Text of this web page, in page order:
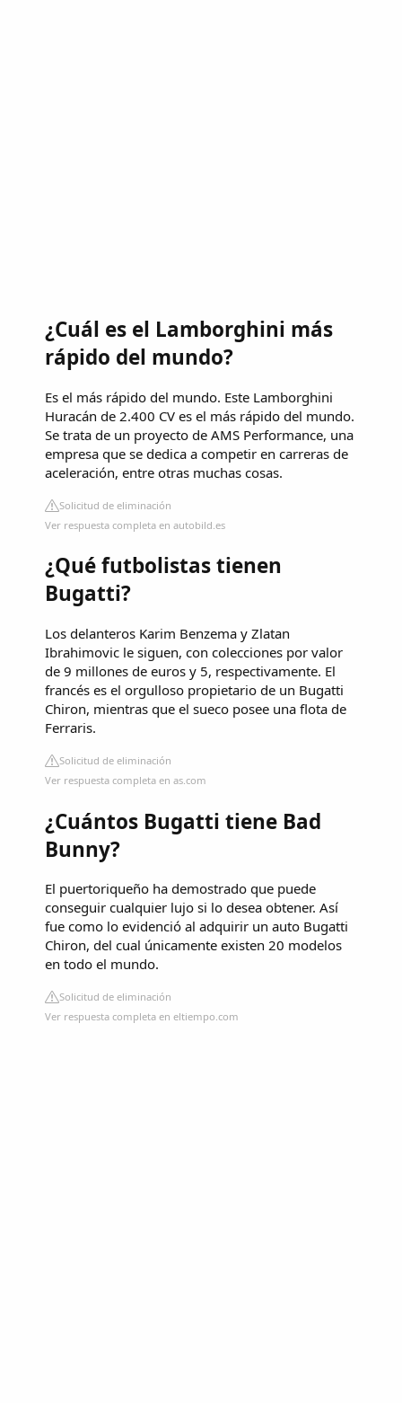
¿Cuál es el Lamborghini más
rápido del mundo?
Es el más rápido del mundo. Este Lamborghini
Huracán de 2.400 CV es el más rápido del mundo.
Se trata de un proyecto de AMS Performance, una
empresa que se dedica a competir en carreras de
aceleración, entre otras muchas cosas.
Solicitud de eliminación
Ver respuesta completa en autobild.es
¿Qué futbolistas tienen
Bugatti?
Los delanteros Karim Benzema y Zlatan
Ibrahimovic le siguen, con colecciones por valor
de 9 millones de euros y 5, respectivamente. El
francés es el orgulloso propietario de un Bugatti
Chiron, mientras que el sueco posee una flota de
Ferraris.
Solicitud de eliminación
Ver respuesta completa en as.com
¿Cuántos Bugatti tiene Bad
Bunny?
El puertoriqueño ha demostrado que puede
conseguir cualquier lujo si lo desea obtener. Así
fue como lo evidenció al adquirir un auto Bugatti
Chiron, del cual únicamente existen 20 modelos
en todo el mundo.
Solicitud de eliminación
Ver respuesta completa en eltiempo.com